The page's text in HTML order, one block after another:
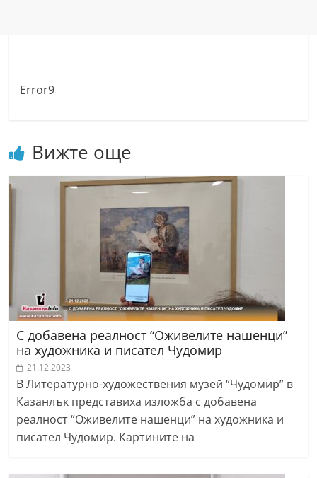
Error9
Вижте още
С добавена реалност “Оживелите нашенци”
на художника и писател Чудомир
21.12.2023
В Литературно-художествения музей “Чудомир” в
Казанлък представиха изложба с добавена
реалност “Оживелите нашенци” на художника и
писател Чудомир. Картините на